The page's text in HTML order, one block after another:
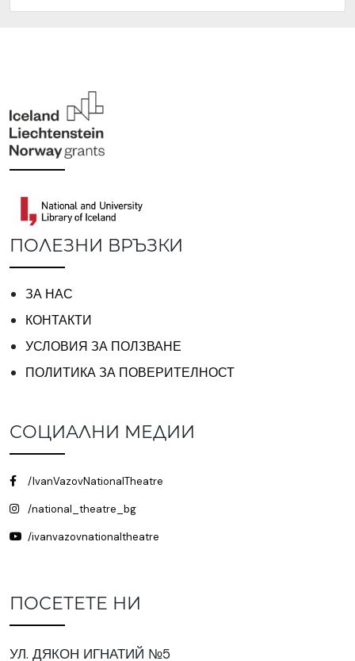
ПОЛЕЗНИ ВРЪЗКИ
ЗА НАС
КОНТАКТИ
УСЛОВИЯ ЗА ПОЛЗВАНЕ
ПОЛИТИКА ЗА ПОВЕРИТЕЛНОСТ
СОЦИАЛНИ МЕДИИ
/IvanVazovNationalTheatre
/national_theatre_bg
/ivanvazovnationaltheatre
ПОСЕТЕТЕ НИ
УЛ. ДЯКОН ИГНАТИЙ №5